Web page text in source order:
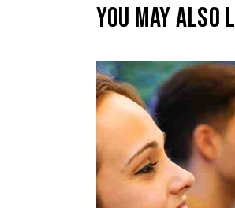
YOU MAY ALSO